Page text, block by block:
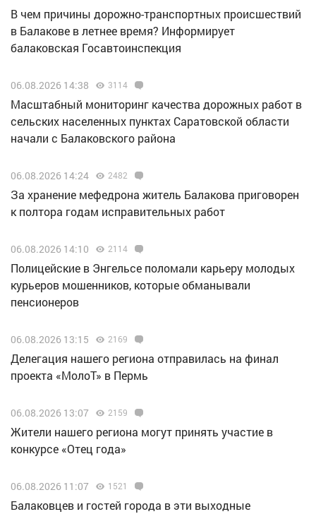
В чем причины дорожно-транспортных происшествий
в Балакове в летнее время? Информирует
балаковская Госавтоинспекция
06.08.2026 14:38 3114
Масштабный мониторинг качества дорожных работ в
сельских населенных пунктах Саратовской области
начали с Балаковского района
06.08.2026 14:24 2482
За хранение мефедрона житель Балакова приговорен
к полтора годам исправительных работ
06.08.2026 14:10 2114
Полицейские в Энгельсе поломали карьеру молодых
курьеров мошенников, которые обманывали
пенсионеров
06.08.2026 13:15 2169
Делегация нашего региона отправилась на финал
проекта «МолоТ» в Пермь
06.08.2026 13:07 2159
Жители нашего региона могут принять участие в
конкурсе «Отец года»
06.08.2026 11:07 1521
Балаковцев и гостей города в эти выходные